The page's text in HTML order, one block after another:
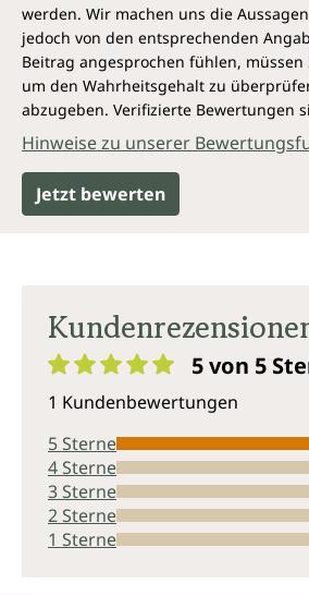
werden. Wir machen uns die
jedoch von den entsprechenden
Beitrag angesprochen fühlen,
um den Wahrheitsgehalt zu
abzugeben. Verifizierte Bewertungen
Hinweise zu unserer
Jetzt bewerten
5 von 5
1 Kundenbewertungen
5 Sterne
4 Sterne
3 Sterne
2 Sterne
1 Sterne